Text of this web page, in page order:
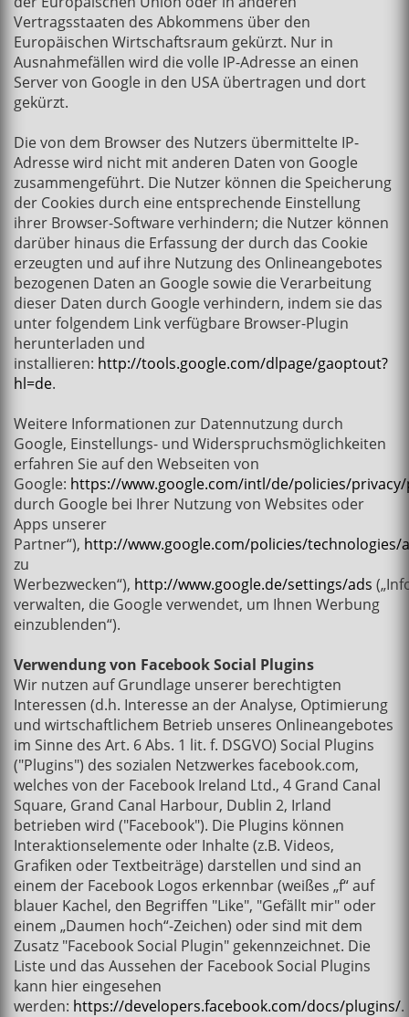
Vertragsstaaten des Abkommens über den
Europäischen Wirtschaftsraum gekürzt. Nur in
Ausnahmefällen wird die volle IP-Adresse an einen
Server von Google in den USA übertragen und dort
gekürzt.
Die von dem Browser des Nutzers übermittelte IP-
Adresse wird nicht mit anderen Daten von Google
zusammengeführt. Die Nutzer können die Speicherung
der Cookies durch eine entsprechende Einstellung
ihrer Browser-Software verhindern; die Nutzer können
darüber hinaus die Erfassung der durch das Cookie
erzeugten und auf ihre Nutzung des Onlineangebotes
bezogenen Daten an Google sowie die Verarbeitung
dieser Daten durch Google verhindern, indem sie das
unter folgendem Link verfügbare Browser-Plugin
herunterladen und
installieren: http://tools.google.com/dlpage/gaoptout?
hl=de.
Weitere Informationen zur Datennutzung durch
Google, Einstellungs- und Widerspruchsmöglichkeiten
erfahren Sie auf den Webseiten von
Google: https://www.google.com/intl/de/policies/
durch Google bei Ihrer Nutzung von Websites oder
Apps unserer
Partner“), http://www.google.com/policies/technologies/
zu
Werbezwecken“), http://www.google.de/settings/ads
verwalten, die Google verwendet, um Ihnen Werbung
einzublenden“).
Verwendung von Facebook Social Plugins
Wir nutzen auf Grundlage unserer berechtigten
Interessen (d.h. Interesse an der Analyse, Optimierung
und wirtschaftlichem Betrieb unseres Onlineangebotes
im Sinne des Art. 6 Abs. 1 lit. f. DSGVO) Social Plugins
("Plugins") des sozialen Netzwerkes facebook.com,
welches von der Facebook Ireland Ltd., 4 Grand Canal
Square, Grand Canal Harbour, Dublin 2, Irland
betrieben wird ("Facebook"). Die Plugins können
Interaktionselemente oder Inhalte (z.B. Videos,
Grafiken oder Textbeiträge) darstellen und sind an
einem der Facebook Logos erkennbar (weißes „f“ auf
blauer Kachel, den Begriffen "Like", "Gefällt mir" oder
einem „Daumen hoch“-Zeichen) oder sind mit dem
Zusatz "Facebook Social Plugin" gekennzeichnet. Die
Liste und das Aussehen der Facebook Social Plugins
kann hier eingesehen
werden: https://developers.facebook.com/docs/plugins/.